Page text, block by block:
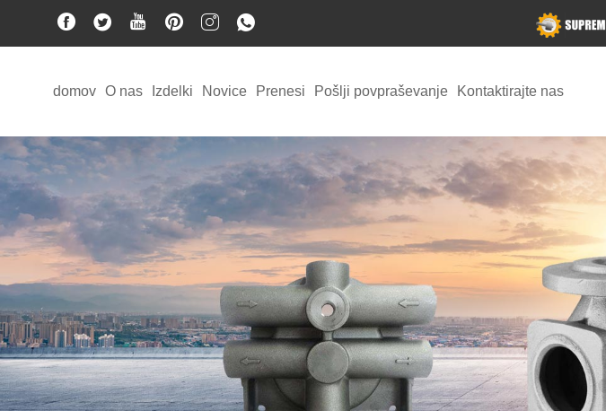
domov O nas Izdelki Novice Prenesi Pošlji povpraševanje Kontaktirajte nas